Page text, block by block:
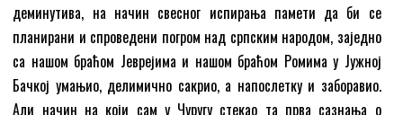
деминутива, на начин свесног испирања памети да би се
планирани и спроведени погром над српским народом, заједно
са нашом браћом Јеврејима и нашом браћом Ромима у Јужној
Бачкој умањио, делимично сакрио, а напослетку и заборавио.
Али начин на који сам у Чуругу стекао та прва сазнања о